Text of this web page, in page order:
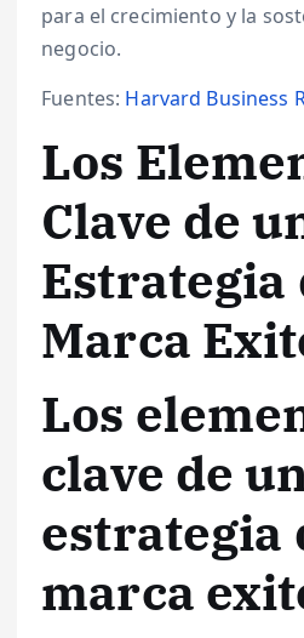
para el crecimiento y la
negocio.
Fuentes: Harvard Business
Los
Clave de
Estrategia
Marca
Los
clave de
estrategia
marca